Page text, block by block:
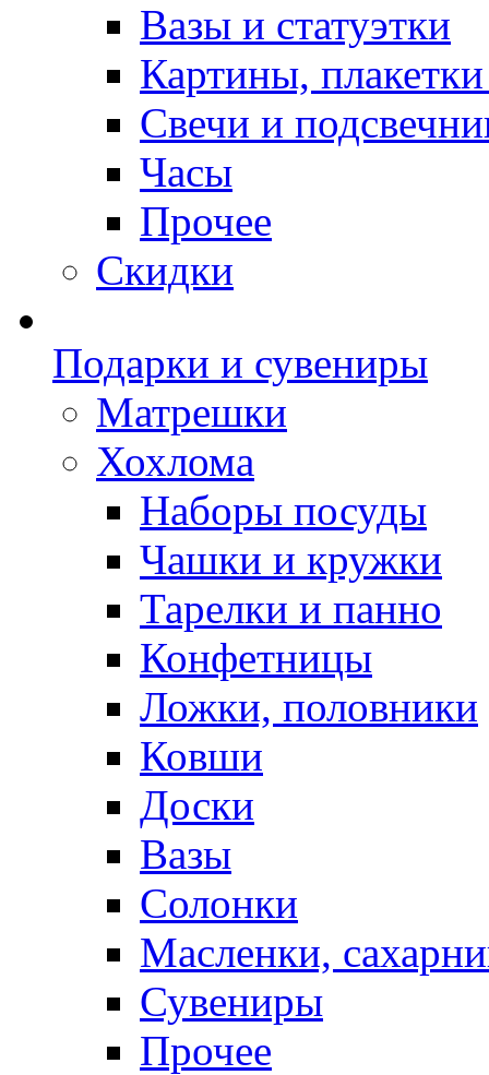
Вазы и статуэтки
Картины,
Свечи и
Часы
Прочее
Скидки
Подарки и сувениры
Матрешки
Хохлома
Наборы посуды
Чашки и кружки
Тарелки и панно
Конфетницы
Ложки, половники
Ковши
Доски
Вазы
Солонки
Масленки,
Сувениры
Прочее